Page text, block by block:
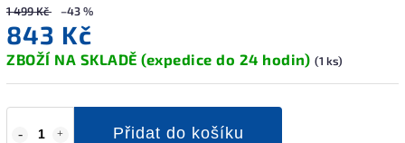
1 499 Kč –43 %
843 Kč
ZBOŽÍ NA SKLADĚ (expedice do 24 hodin) (1 ks)
Přidat do košíku